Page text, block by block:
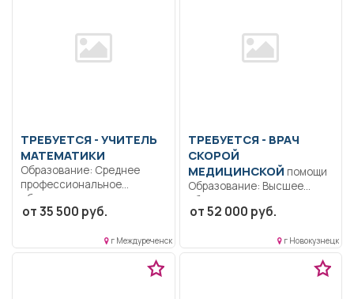
ТРЕБУЕТСЯ - УЧИТЕЛЬ
МАТЕМАТИКИ
Образование: Среднее
профессиональное
образование..
Формирование
компетенций и понимания...
от 35 500 руб.
г Междуреченск
ТРЕБУЕТСЯ - ВРАЧ
СКОРОЙ
МЕДИЦИНСКОЙ помощи
Образование: Высшее
образование —
специалитет,
квалифицированной
медицинской...
от 52 000 руб.
г Новокузнецк